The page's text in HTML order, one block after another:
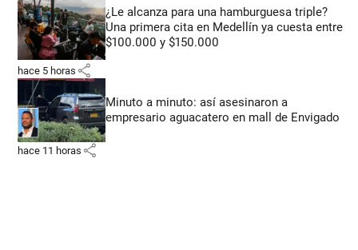
¿Le alcanza para una hamburguesa triple?
Una primera cita en Medellín ya cuesta entre
$100.000 y $150.000
hace 5 horas share
Minuto a minuto: así asesinaron a
empresario aguacatero en mall de Envigado
hace 11 horas share